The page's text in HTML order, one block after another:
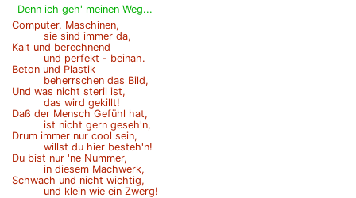
Denn ich geh' meinen Weg...
Computer, Maschinen,
sie sind immer da,
Kalt und berechnend
und perfekt - beinah.
Beton und Plastik
beherrschen das Bild,
Und was nicht steril ist,
das wird gekillt!
Daß der Mensch Gefühl hat,
ist nicht gern geseh'n,
Drum immer nur cool sein,
willst du hier besteh'n!
Du bist nur 'ne Nummer,
in diesem Machwerk,
Schwach und nicht wichtig,
und klein wie ein Zwerg!